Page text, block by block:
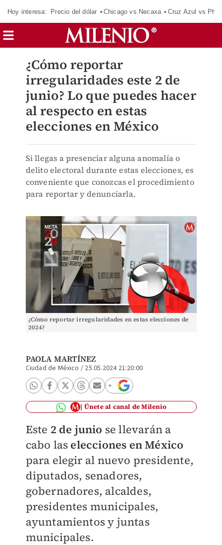
Hoy interesa: Precio del dólar Chicago vs Necaxa Cruz Azul vs
¿Cómo reportar
irregularidades este 2 de
junio? Lo que puedes hacer
al respecto en estas
elecciones en México
Si llegas a presenciar alguna anomalía o
delito electoral durante estas elecciones, es
conveniente que conozcas el procedimiento
para reportar y denunciarla.
¿Cómo reportar irregularidades en estas elecciones de
2024?
PAOLA MARTÍNEZ
Ciudad de México / 25.05.2024 21:20:00
Únete al canal de Milenio
Este 2 de junio se llevarán a
cabo las elecciones en México
para elegir al nuevo presidente,
diputados, senadores,
gobernadores, alcaldes,
presidentes municipales,
ayuntamientos y juntas
municipales.